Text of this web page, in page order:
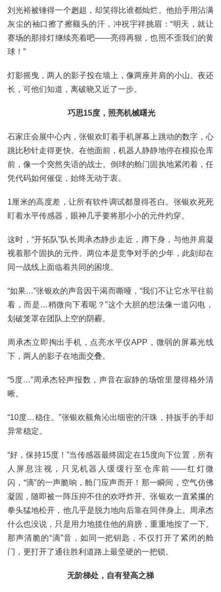
刘光裕被锤得一个趔趄，却笑得比谁都灿烂。他抬手用沾满
灰尘的袖口擦了擦额头的汗，冲祝宇祥挑眉：“明天，就让
赛场的那排灯继续亮着吧——亮得再狠，也照不歪我们的黄
球！”
灯影摇曳，两人的影子投在墙上，像两座并肩的小山。夜还
长，可他们知道，离破晓又近了一步。
巧思15度，照亮机械曙光
石家庄会展中心内，张银欢盯着手机屏幕上跳动的数字，心
跳比秒针走得更快。在他面前，机器人静静地停在模拟仓库
前，像一个突然失语的战士。倒球的舱门固执地紧闭着，任
凭代码如何催促，始终无动于衷。
1厘米的高度差，让所有软件调试都显得苍白。张银欢死死
盯着水平传感器 ，眼神几乎要将那小小的元件灼穿。
这时，“开拓队”队长周承杰静步走近，蹲下身，与他并肩凝
视着那个固执的元件。两位本是竞争对手的少年，此刻却在
同一战线上面临着共同的困境。
“如果…”张银欢的声音因干渴而嘶哑，“我们不让它水平往前
看，而是…稍微向下看呢？”这个大胆的想法像一道闪电，
划破笼罩在团队上空的阴霾。
周承杰立即掏出手机，点亮水平仪APP，微弱的屏幕光线
下，两人的影子在地面交叠。
“5度…”周承杰轻声报数，声音在寂静的场馆里显得格外清
晰。
“10度…稳住。”张银欢额角沁出细密的汗珠，持扳手的手却
异常稳定。
“好，保持15度！”当传感器最终固定在15度向下位置，所有
人屏息注视，只见机器人缓缓行至仓库前——红灯微
闪，“滴”的一声脆响，舱门应声而开！那一瞬间，空气仿佛
凝固，随即被一阵压抑不住的欢呼炸开。张银欢一直紧攥的
拳头猛地松开，他几乎是脱力地向后靠在同伴身上。周承杰
什么也没说，只是用力地揽住他的肩膀，重重地按了一下。
那声清脆的“滴”音，如同一把钥匙，不仅打开了紧闭的舱
门，更打开了通往胜利道路上最坚硬的一把锁。
无阶梯处，自有登高之梯